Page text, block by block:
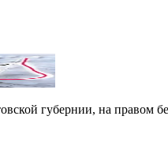
губернии, на